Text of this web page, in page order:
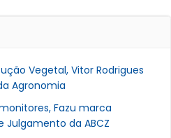
Vegetal, Vitor Rodrigues
Agronomia
Fazu marca
Julgamento da ABCZ